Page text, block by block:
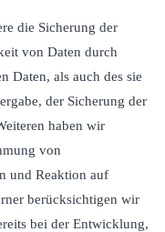
die Sicherung der
von Daten durch
Daten, als auch des sie
der Sicherung der
haben wir
von
und Reaktion auf
berücksichtigen wir
bei der Entwicklung,